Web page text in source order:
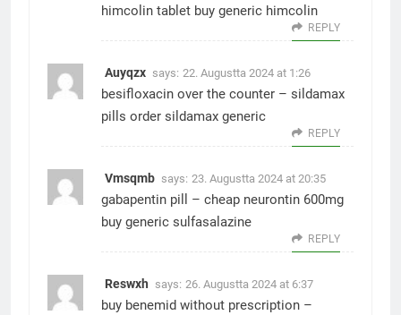
himcolin tablet buy generic himcolin
REPLY
Auyqzx says: 22. Augustta 2024 at 1:26
besifloxacin over the counter – sildamax
pills order sildamax generic
REPLY
Vmsqmb says: 23. Augustta 2024 at 20:35
gabapentin pill – cheap neurontin 600mg
buy generic sulfasalazine
REPLY
Reswxh says: 26. Augustta 2024 at 6:37
buy benemid without prescription –